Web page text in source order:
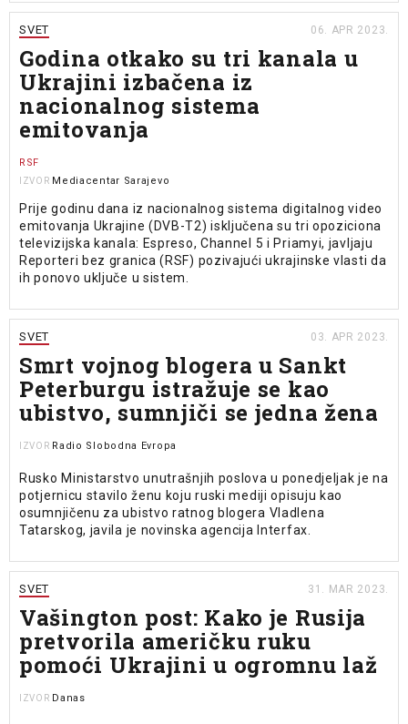
SVET 06. APR 2023.
Godina otkako su tri kanala u
Ukrajini izbačena iz
nacionalnog sistema
emitovanja
RSF
IZVOR Mediacentar Sarajevo
Prije godinu dana iz nacionalnog sistema digitalnog video
emitovanja Ukrajine (DVB-T2) isključena su tri opoziciona
televizijska kanala: Espreso, Channel 5 i Priamyi, javljaju
Reporteri bez granica (RSF) pozivajući ukrajinske vlasti da
ih ponovo uključe u sistem.
SVET 03. APR 2023.
Smrt vojnog blogera u Sankt
Peterburgu istražuje se kao
ubistvo, sumnjiči se jedna žena
IZVOR Radio Slobodna Evropa
Rusko Ministarstvo unutrašnjih poslova u ponedjeljak je na
potjernicu stavilo ženu koju ruski mediji opisuju kao
osumnjičenu za ubistvo ratnog blogera Vladlena
Tatarskog, javila je novinska agencija Interfax.
SVET 31. MAR 2023.
Vašington post: Kako je Rusija
pretvorila američku ruku
pomoći Ukrajini u ogromnu laž
IZVOR Danas